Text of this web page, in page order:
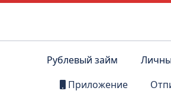
Рублевый займ
Приложение